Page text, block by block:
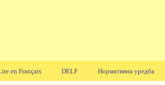
en Français DELF Нормативна уредба